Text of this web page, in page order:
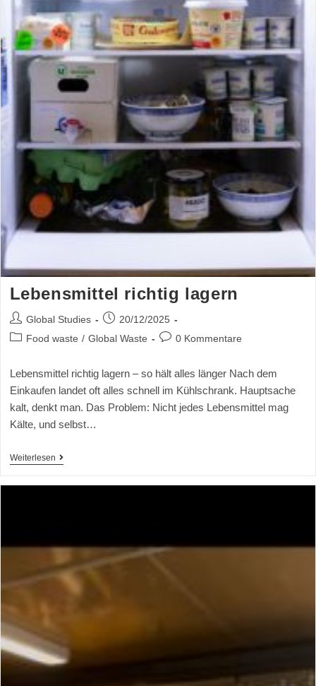
Lebensmittel richtig lagern
Global Studies
20/12/2025
Food waste / Global Waste 0 Kommentare
Lebensmittel richtig lagern – so hält alles länger Nach dem
Einkaufen landet oft alles schnell im Kühlschrank. Hauptsache
kalt, denkt man. Das Problem: Nicht jedes Lebensmittel mag
Kälte, und selbst…
Weiterlesen